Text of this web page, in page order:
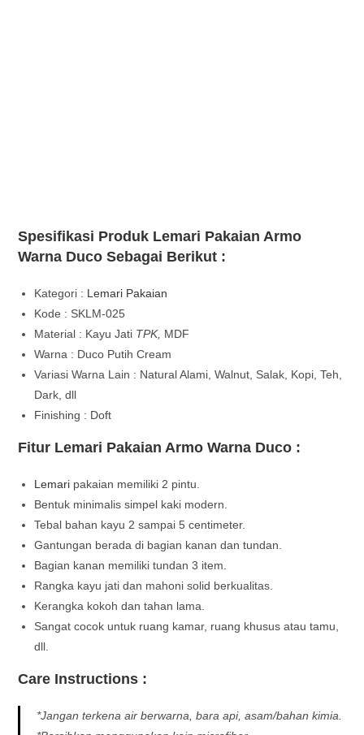
Spesifikasi Produk Lemari Pakaian Armo
Warna Duco Sebagai Berikut :
Kategori : Lemari Pakaian
Kode : SKLM-025
Material : Kayu Jati TPK, MDF
Warna : Duco Putih Cream
Variasi Warna Lain : Natural Alami, Walnut, Salak, Kopi, Teh,
Dark, dll
Finishing : Doft
Fitur Lemari Pakaian Armo Warna Duco :
Lemari pakaian memiliki 2 pintu.
Bentuk minimalis simpel kaki modern.
Tebal bahan kayu 2 sampai 5 centimeter.
Gantungan berada di bagian kanan dan tundan.
Bagian kanan memiliki tundan 3 item.
Rangka kayu jati dan mahoni solid berkualitas.
Kerangka kokoh dan tahan lama.
Sangat cocok untuk ruang kamar, ruang khusus atau tamu,
dll.
Care Instructions :
*Jangan terkena air berwarna, bara api, asam/bahan kimia.